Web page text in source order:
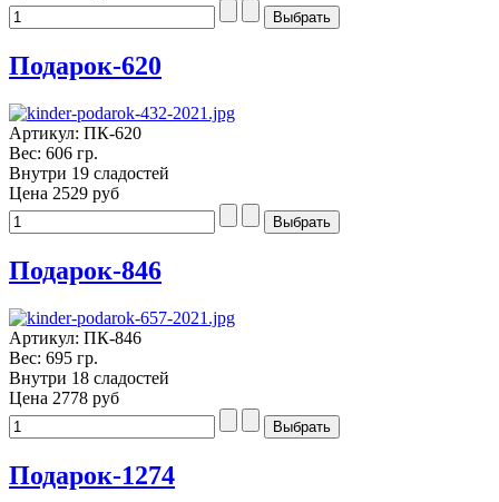
Подарок-620
Артикул: ПК-620
Вес: 606 гр.
Внутри 19 сладостей
Цена 2529 руб
Подарок-846
Артикул: ПК-846
Вес: 695 гр.
Внутри 18 сладостей
Цена 2778 руб
Подарок-1274